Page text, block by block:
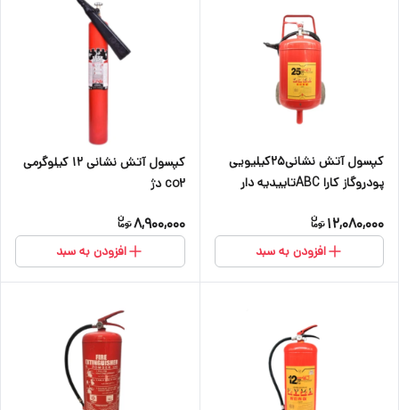
کپسول آتش نشانی25کیلیویی
پودروگاز کارا ABCتاییدیه دار
12,080,000
افزودن به سبد
کپسول آتش نشانی ۱۲ کیلوگرمی
co2 دژ
8,900,000
افزودن به سبد